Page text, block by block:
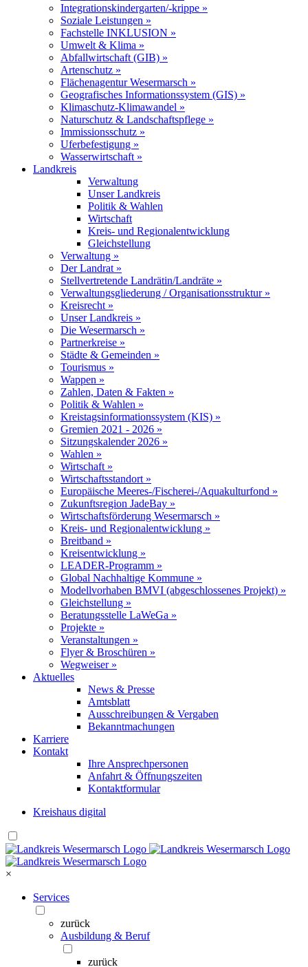
Integrationskindergarten/-krippe »
Soziale Leistungen »
Fachstelle INKLUSION »
Umwelt & Klima »
Abfallwirtschaft (GIB) »
Artenschutz »
Flächenagentur Wesermarsch »
Geografisches Informationssystem (GIS) »
Klimaschutz-Klimawandel »
Naturschutz & Landschaftspflege »
Immissionsschutz »
Uferbefestigung »
Wasserwirtschaft »
Landkreis
Verwaltung
Unser Landkreis
Politik & Wahlen
Wirtschaft
Kreis- und Regionalentwicklung
Gleichstellung
Verwaltung »
Der Landrat »
Stellvertretende Landrätin/Landräte »
Verwaltungsgliederung / Organisationsstruktur »
Kreisrecht »
Unser Landkreis »
Die Wesermarsch »
Partnerkreise »
Städte & Gemeinden »
Tourismus »
Wappen »
Zahlen, Daten & Fakten »
Politik & Wahlen »
Kreistagsinformationssystem (KIS) »
Gremien 2021 - 2026 »
Sitzungskalender 2026 »
Wahlen »
Wirtschaft »
Wirtschaftsstandort »
Europäische Meeres-/Fischerei-/Aquakulturfond »
Zukunftsregion JadeBay »
Wirtschaftsförderung Wesermarsch »
Kreis- und Regionalentwicklung »
Breitband »
Kreisentwicklung »
LEADER-Programm »
Global Nachhaltige Kommune »
Modellvorhaben BMVI (abgeschlossenes Projekt) »
Gleichstellung »
Beratungsstelle LaWeGa »
Projekte »
Veranstaltungen »
Flyer & Broschüren »
Wegweiser »
Aktuelles
News & Presse
Amtsblatt
Ausschreibungen & Vergaben
Bekanntmachungen
Karriere
Kontakt
Ihre Ansprechpersonen
Anfahrt & Öffnungszeiten
Kontaktformular
Kreishaus digital
×
Services
zurück
Ausbildung & Beruf
zurück